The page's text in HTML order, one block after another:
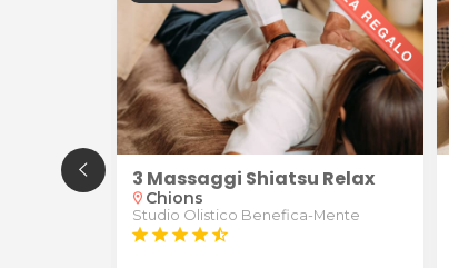
relax o DecoLinfatico
3 Massaggi Shiatsu Relax
location_on Chions
Studio Olistico Benefica-Mente
star star star star star_half